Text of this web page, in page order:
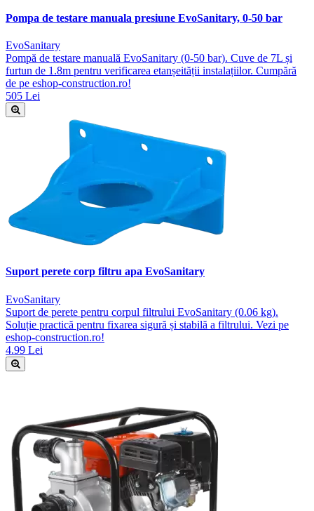
Pompa de testare manuala presiune EvoSanitary, 0-50 bar
EvoSanitary
Pompă de testare manuală EvoSanitary (0-50 bar). Cuve de 7L și
furtun de 1.8m pentru verificarea etanșeității instalațiilor. Cumpără
de pe eshop-construction.ro!
505 Lei
Suport perete corp filtru apa EvoSanitary
EvoSanitary
Suport de perete pentru corpul filtrului EvoSanitary (0.06 kg).
Soluție practică pentru fixarea sigură și stabilă a filtrului. Vezi pe
eshop-construction.ro!
4.99 Lei